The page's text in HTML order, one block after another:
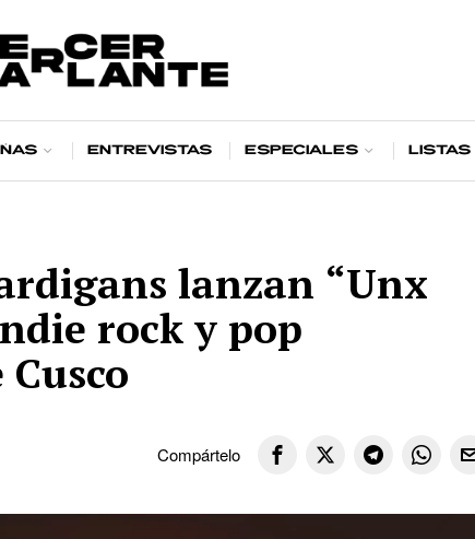
Entrevistas Especiales Listas
lanzan “Unx
rock y pop
Compártelo